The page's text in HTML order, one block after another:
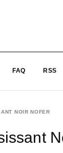
FAQ RSS
NOIR NOFER